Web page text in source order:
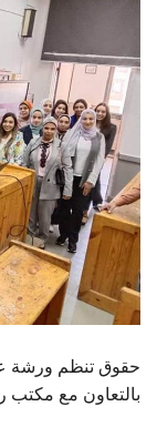
حقوق تنظم ورشة
بالتعاون مع مكتب